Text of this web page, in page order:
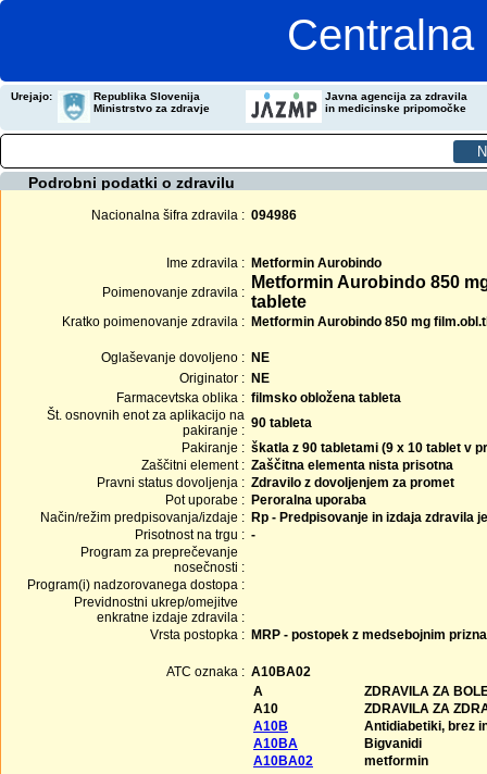
Urejajo:
Republika Slovenija
Ministrstvo za zdravje
Javna agencija za zdravila
in medicinske pripomočke
Podrobni podatki o zdravilu
Nacionalna šifra zdravila : 094986
Ime zdravila : Metformin Aurobindo
Poimenovanje zdravila :
Metformin Aurobindo 850
tablete
Kratko poimenovanje zdravila : Metformin Aurobindo 850 mg
Oglaševanje dovoljeno : NE
Originator : NE
Farmacevtska oblika : filmsko obložena tableta
Št. osnovnih enot za aplikacijo na
pakiranje : 90 tableta
Pakiranje : škatla z 90 tabletami (9 x 10 tablet v
Zaščitni element : Zaščitna elementa nista prisotna
Pravni status dovoljenja : Zdravilo z dovoljenjem za promet
Pot uporabe : Peroralna uporaba
Način/režim predpisovanja/izdaje : Rp - Predpisovanje in izdaja zdravila
Prisotnost na trgu : -
Program za preprečevanje
nosečnosti :
Program(i) nadzorovanega dostopa :
Previdnostni ukrep/omejitve
enkratne izdaje zdravila :
Vrsta postopka : MRP - postopek z medsebojnim
ATC oznaka : A10BA02
A
ZDRAVILA ZA
A10
ZDRAVILA ZA
A10B
Antidiabetiki, brez
A10BA
Bigvanidi
A10BA02
metformin